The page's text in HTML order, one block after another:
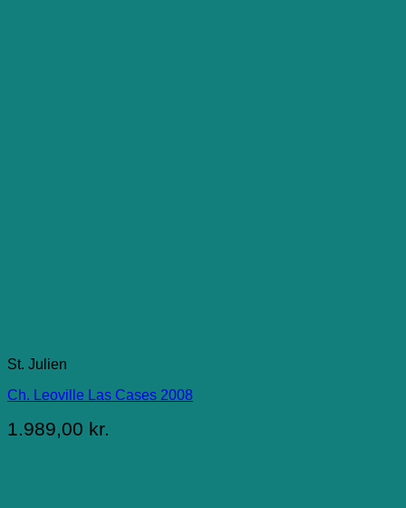
St. Julien
Ch. Leoville Las Cases 2008
1.989,00 kr.